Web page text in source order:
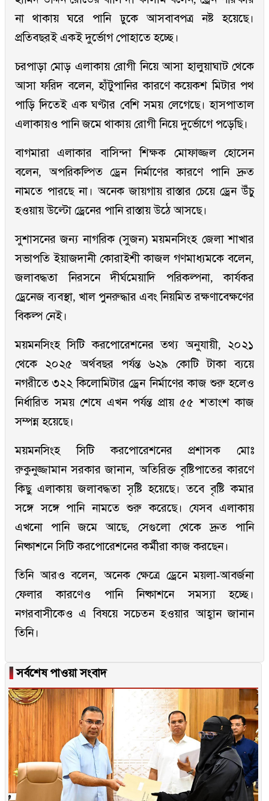
না থাকায় ঘরে পানি ঢুকে আসবাবপত্র নষ্ট হয়েছে।
প্রতিবছরই একই দুর্ভোগ পোহাতে হচ্ছে।
চরপাড়া মোড় এলাকায় রোগী নিয়ে আসা হালুয়াঘাট থেকে
আসা ফরিদ বলেন, হাঁটুপানির কারণে কয়েকশ মিটার পথ
পাড়ি দিতেই এক ঘণ্টার বেশি সময় লেগেছে। হাসপাতাল
এলাকায়ও পানি জমে থাকায় রোগী নিয়ে দুর্ভোগে পড়েছি।
বাগমারা এলাকার বাসিন্দা শিক্ষক মোফাজ্জল হোসেন
বলেন, অপরিকল্পিত ড্রেন নির্মাণের কারণে পানি দ্রুত
নামতে পারছে না। অনেক জায়গায় রাস্তার চেয়ে ড্রেন উঁচু
হওয়ায় উল্টো ড্রেনের পানি রাস্তায় উঠে আসছে।
সুশাসনের জন্য নাগরিক (সুজন) ময়মনসিংহ জেলা শাখার
সভাপতি ইয়াজদানী কোরাইশী কাজল গণমাধ্যমকে বলেন,
জলাবদ্ধতা নিরসনে দীর্ঘমেয়াদি পরিকল্পনা, কার্যকর
ড্রেনেজ ব্যবস্থা, খাল পুনরুদ্ধার এবং নিয়মিত রক্ষণাবেক্ষণের
বিকল্প নেই।
ময়মনসিংহ সিটি করপোরেশনের তথ্য অনুযায়ী, ২০২১
থেকে ২০২৫ অর্থবছর পর্যন্ত ৬২৯ কোটি টাকা ব্যয়ে
নগরীতে ৩২২ কিলোমিটার ড্রেন নির্মাণের কাজ শুরু হলেও
নির্ধারিত সময় শেষে এখন পর্যন্ত প্রায় ৫৫ শতাংশ কাজ
সম্পন্ন হয়েছে।
ময়মনসিংহ সিটি করপোরেশনের প্রশাসক মোঃ
রুকুনুজ্জামান সরকার জানান, অতিরিক্ত বৃষ্টিপাতের কারণে
কিছু এলাকায় জলাবদ্ধতা সৃষ্টি হয়েছে। তবে বৃষ্টি কমার
সঙ্গে সঙ্গে পানি নামতে শুরু করেছে। যেসব এলাকায়
এখনো পানি জমে আছে, সেগুলো থেকে দ্রুত পানি
নিষ্কাশনে সিটি করপোরেশনের কর্মীরা কাজ করছেন।
তিনি আরও বলেন, অনেক ক্ষেত্রে ড্রেনে ময়লা-আবর্জনা
ফেলার কারণেও পানি নিষ্কাশনে সমস্যা হচ্ছে।
নগরবাসীকেও এ বিষয়ে সচেতন হওয়ার আহ্বান জানান
তিনি।
▐সর্বশেষ পাওয়া সংবাদ